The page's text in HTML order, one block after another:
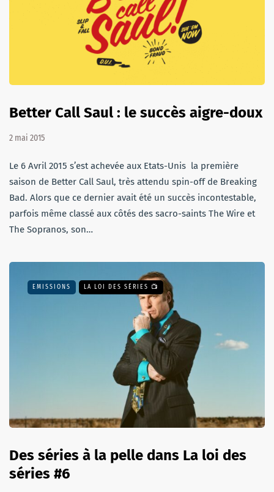
Better Call Saul : le succès aigre-doux
2 mai 2015
Le 6 Avril 2015 s’est achevée aux Etats-Unis la première
saison de Better Call Saul, très attendu spin-off de Breaking
Bad. Alors que ce dernier avait été un succès incontestable,
parfois même classé aux côtés des sacro-saints The Wire et
The Sopranos, son…
EMISSIONS LA LOI DES SÉRIES 📺
Des séries à la pelle dans La loi des
séries #6